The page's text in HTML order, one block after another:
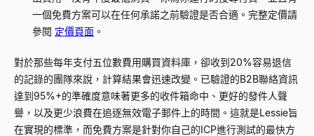
一個免費方案可以在任何承諾之前驗證是否合適。完整定價請
參閱 定價頁面 。
對於那些每年支付五位數費用購買資料庫，卻收到20%容易退信
的記錄的團隊來說，計算結果會迅速改變。已驗證的B2B聯絡資訊
達到95%+的準確度意味著更多的收件箱命中、更好的發件人聲
譽，以及更少浪費在追逐無效電子郵件上的時間。這就是Lessie旨
在實現的標準，而免費方案是針對你自己的ICP進行測試的最快方